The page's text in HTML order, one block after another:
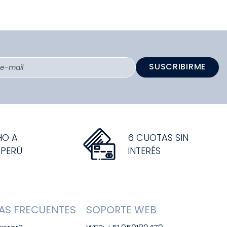
SUSCRIBIRME
A
6 CUOTAS SIN
INTERÉS
FRECUENTES SOPORTE WEB